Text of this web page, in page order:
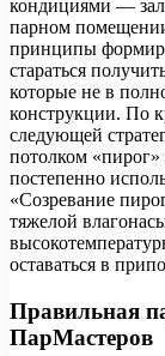
кондициями —
парном
принципы
стараться
которые не в
конструкции. По
следующей
потолком «пирог»
постепенно
«Созревание
тяжелой
оставаться в
Правильная
ПарМастеров